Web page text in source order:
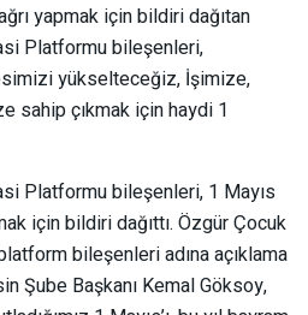
yapmak için bildiri dağıtan
Platformu bileşenleri,
yükselteceğiz, İşimize,
sahip çıkmak için haydi 1
Platformu bileşenleri, 1 Mayıs
için bildiri dağıttı. Özgür Çocuk
bileşenleri adına açıklama
Şube Başkanı Kemal Göksoy,